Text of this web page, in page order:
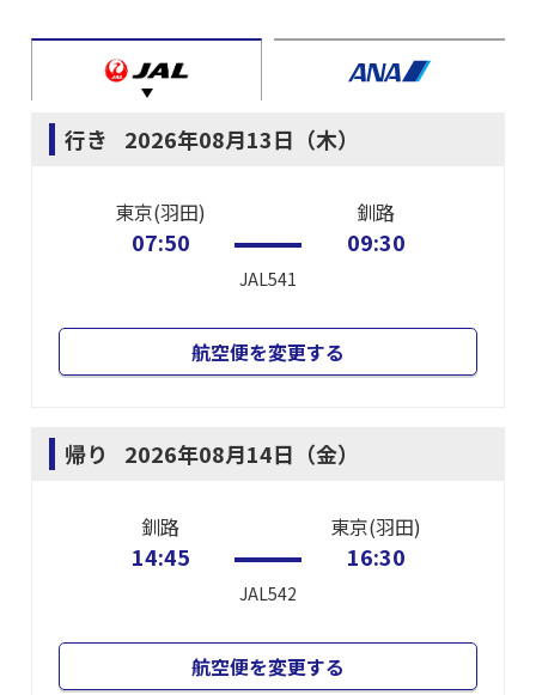
行き 2026年08月13日（木）
東京(羽田)
07:50
JAL541
釧路
09:30
航空便を変更する
帰り 2026年08月14日（金）
釧路
14:45
JAL542
東京(羽田)
16:30
航空便を変更する